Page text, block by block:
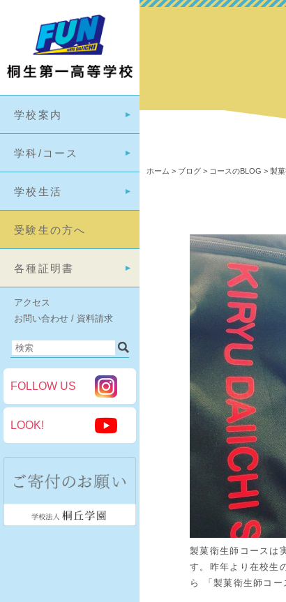
学校案内
学科/コース
学校生活
受験生の方へ
各種証明書
アクセス
お問い合わせ / 資料請求
FOLLOW US
LOOK!
ホーム > ブログ > コースのBLOG > 製
製菓衛生師コースは
す。昨年より在校生
ら 「製菓衛生師コ